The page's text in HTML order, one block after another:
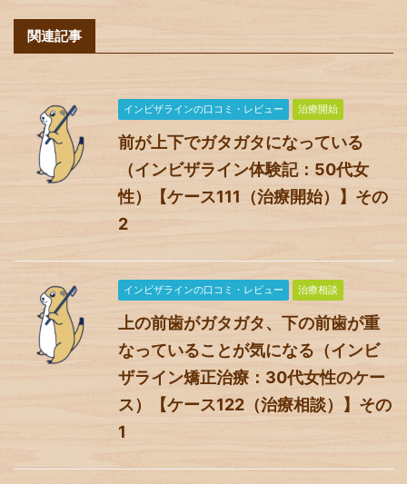
関連記事
インビザラインの口コミ・レビュー 治療開始
前が上下でガタガタになっている
（インビザライン体験記：50代女
性）【ケース111（治療開始）】その
2
インビザラインの口コミ・レビュー 治療相談
上の前歯がガタガタ、下の前歯が重
なっていることが気になる（インビ
ザライン矯正治療：30代女性のケー
ス）【ケース122（治療相談）】その
1